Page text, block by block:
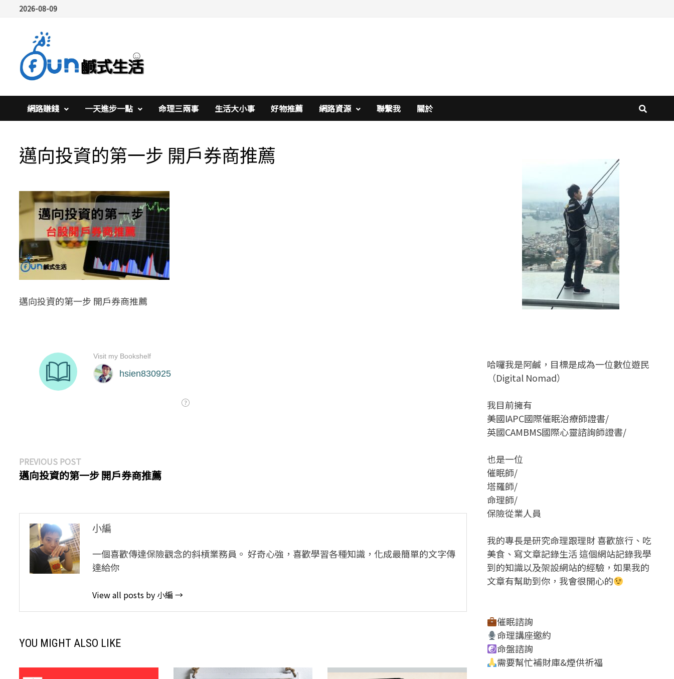
2026-08-09
網路賺錢 一天進步一點 命理三兩事 生活大小事 好物推薦 網路資源 聯繫我 關於
邁向投資的第一步 開戶券商推薦
邁向投資的第一步 開戶券商推薦
文
章
覽
PREVIOUS POSTPrevious
post:
邁向投資的第一步 開戶券商推薦
小編
一個喜歡傳達保險觀念的斜槓業務員。 好奇心強，喜歡學習各種知識，化成最簡單的文字傳
達給你
View all posts by 小編 →
YOU MIGHT ALSO LIKE
哈囉我是阿鹹，目標是成為一位數位遊民
（Digital Nomad）
我目前擁有
美國IAPC國際催眠治療師證書/
英國CAMBMS國際心靈諮詢師證書/
也是一位
催眠師/
塔羅師/
命理師/
保險從業人員
我的專長是研究命理跟理財 喜歡旅行、吃
美食、寫文章記錄生活 這個網站記錄我學
到的知識以及架設網站的經驗，如果我的
文章有幫助到你，我會很開心的
催眠諮詢
命理講座邀約
命盤諮詢
需要幫忙補財庫&煙供祈福